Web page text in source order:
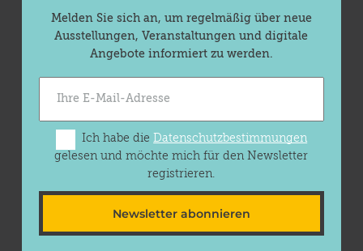
Melden Sie sich an, um regelmäßig über neue
Ausstellungen, Veranstaltungen und digitale
Angebote informiert zu werden.
Ich habe dieDatenschutzbestimmungen
gelesen und möchte mich für den Newsletter
registrieren.
Newsletter abonnieren